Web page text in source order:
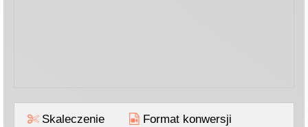
Skaleczenie Format konwersji